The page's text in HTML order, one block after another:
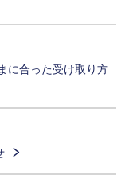
に合った受け取り方